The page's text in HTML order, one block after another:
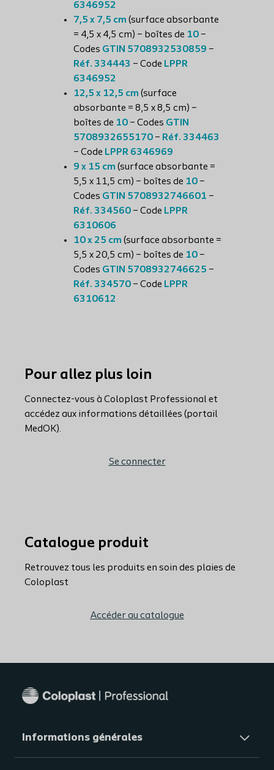
6346952
7,5 x 7,5 cm (surface absorbante
= 4,5 x 4,5 cm) – boîtes de 10 –
Codes GTIN 5708932530859 –
Réf. 334443 – Code LPPR
6346952
12,5 x 12,5 cm (surface
absorbante = 8,5 x 8,5 cm) –
boîtes de 10 – Codes GTIN
5708932655170 – Réf. 334463
– Code LPPR 6346969
9 x 15 cm (surface absorbante =
5,5 x 11,5 cm) – boîtes de 10 –
Codes GTIN 5708932746601 –
Réf. 334560 – Code LPPR
6310606
10 x 25 cm (surface absorbante =
5,5 x 20,5 cm) – boîtes de 10 –
Codes GTIN 5708932746625 –
Réf. 334570 – Code LPPR
6310612
Pour allez plus loin
Connectez-vous à Coloplast Professional et
accédez aux informations détaillées (portail
MedOK).
Se connecter
Catalogue produit
Retrouvez tous les produits en soin des plaies de
Coloplast
Accéder au catalogue
Informations générales​